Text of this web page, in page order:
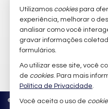
indicadores
cadastre seu
imóveis favoritos
mapa de imóveis
© 2026 CRECI/SC 6.388-J
Utilizamos cookiespara
experiência, melhorar o
analisar como você
gravar informações
formulários.
Ao utilizar esse site, você
de cookies. Para mais
Política de Privacidade.
Você aceita o uso de